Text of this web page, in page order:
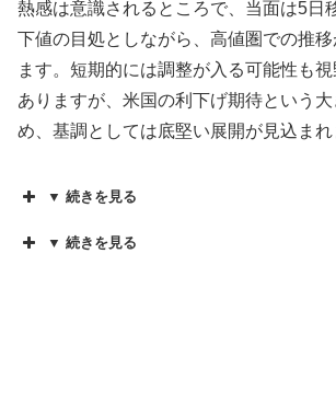
熱感は意識されるところで、当面は5日
下値の目処としながら、高値圏での推
ます。短期的には調整が入る可能性も
ありますが、米国の利下げ期待という
め、基調としては底堅い展開が見込まれ
▼ 続きを見る
▼ 続きを見る